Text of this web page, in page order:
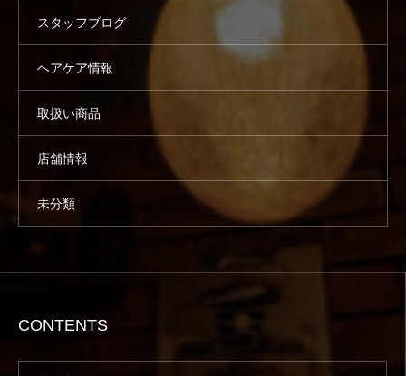
スタッフブログ
ヘアケア情報
取扱い商品
店舗情報
未分類
CONTENTS